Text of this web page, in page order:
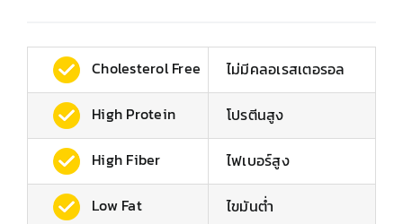
Cholesterol Free ไม่มีคลอเรสเตอรอล
High Protein โปรตีนสูง
High Fiber ไฟเบอร์สูง
Low Fat ไขมันต่ำ